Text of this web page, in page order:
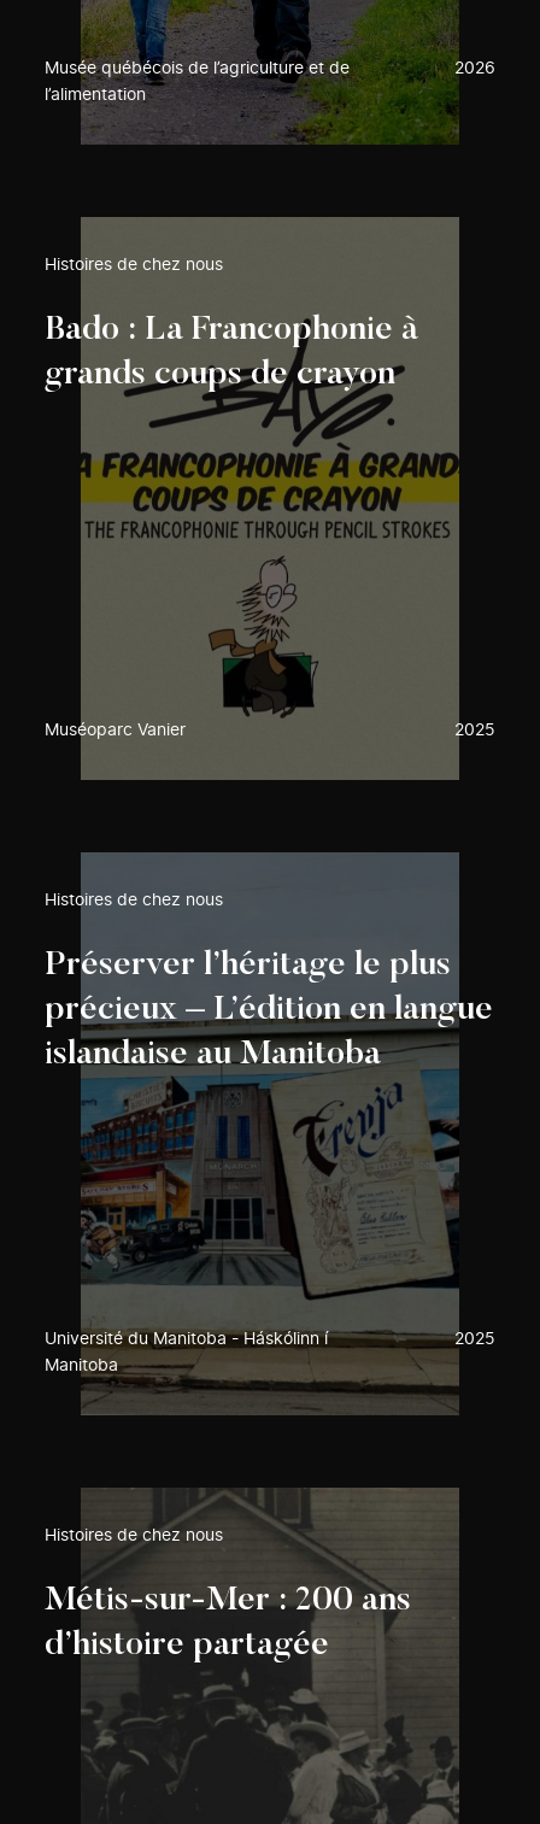
Musée québécois de l’agriculture et de
l’alimentation
2026
Histoires de chez nous
Bado : La Francophonie à
grands coups de crayon
Muséoparc Vanier 2025
Histoires de chez nous
Préserver l’héritage le plus
précieux – L’édition en langue
islandaise au Manitoba
Université du Manitoba - Háskólinn í
Manitoba
2025
Histoires de chez nous
Métis-sur-Mer : 200 ans
d’histoire partagée